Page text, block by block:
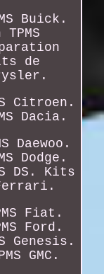
Buick.
de
Citroen.
Dacia.
Daewoo.
Dodge.
DS. Kits
Fiat.
Ford.
Genesis.
GMC.